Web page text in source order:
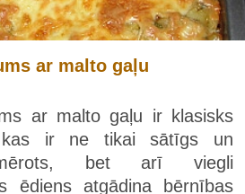
ar malto gaļu
ar malto gaļu ir klasisks
kas ir ne tikai sātīgs un
bet arī viegli
ēdiens atgādina bērnības